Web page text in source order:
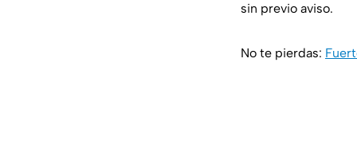
sin previo aviso.
No te pierdas: